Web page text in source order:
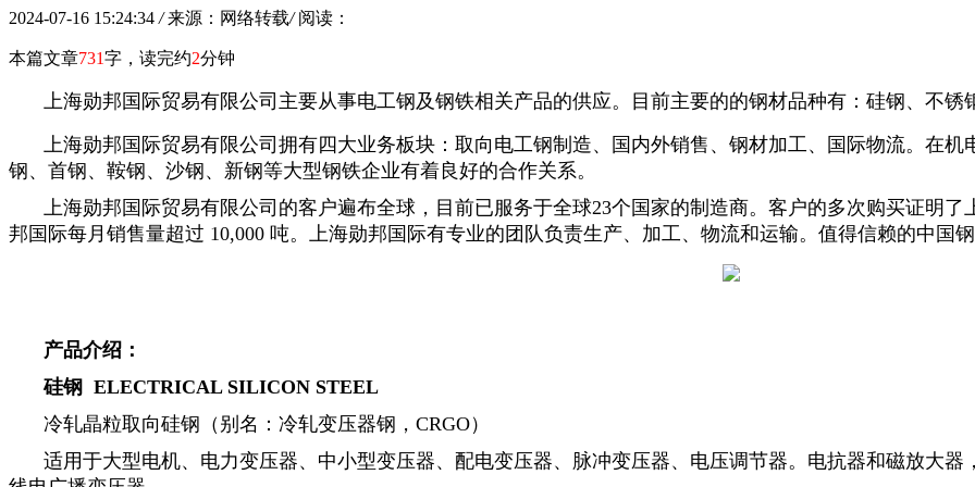
2024-07-16 15:24:34 / 来源：网络转载/ 阅读：
本篇文章731字，读完约2分钟
上海勋邦国际贸易有限公司主要从事电工钢及钢铁相关产品的供应。目前主要的的钢材品种有：硅钢、不锈
上海勋邦国际贸易有限公司拥有四大业务板块：取向电工钢制造、国内外销售、钢材加工、国际物流。在
钢、首钢、鞍钢、沙钢、新钢等大型钢铁企业有着良好的合作关系。
上海勋邦国际贸易有限公司的客户遍布全球，目前已服务于全球23个国家的制造商。客户的多次购买证明
邦国际每月销售量超过 10,000 吨。上海勋邦国际有专业的团队负责生产、加工、物流和运输。值得信赖的中国
产品介绍 ：
硅钢 ELECTRICAL SILICON STEEL
冷轧晶粒取向硅钢（别名：冷轧变压器钢，CRGO）
适用于大型电机、电力变压器、中小型变压器、配电变压器、脉冲变压器、电压调节器。电抗器和磁放大